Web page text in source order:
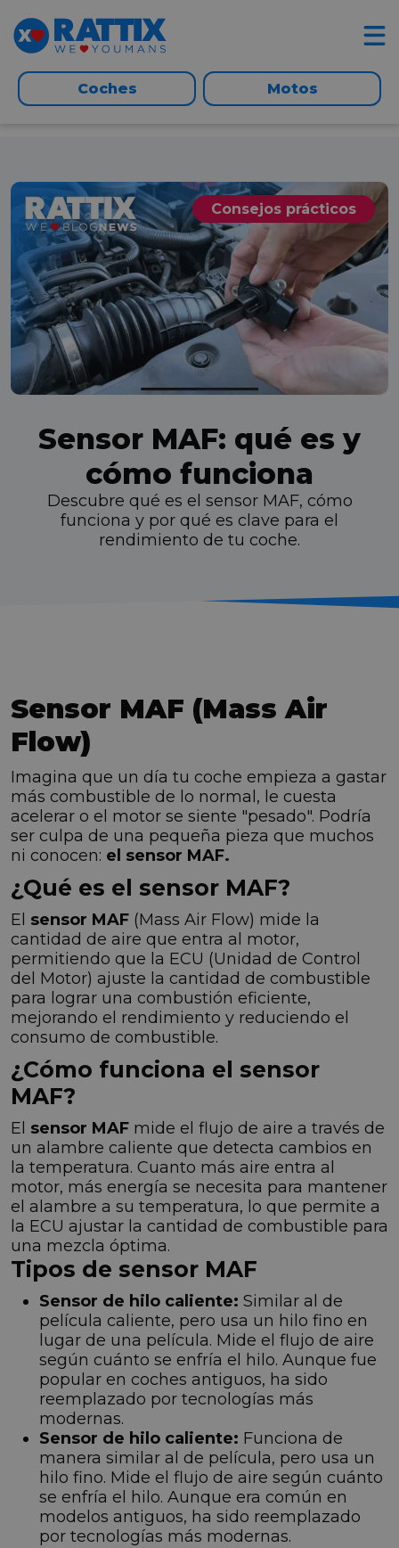
Coches Motos
Consejos prácticos
Sensor MAF: qué es y
cómo funciona
Descubre qué es el sensor MAF, cómo
funciona y por qué es clave para el
rendimiento de tu coche.
Sensor MAF (Mass Air
Flow)
Imagina que un día tu coche empieza a gastar
más combustible de lo normal, le cuesta
acelerar o el motor se siente "pesado". Podría
ser culpa de una pequeña pieza que muchos
ni conocen: el sensor MAF.
¿Qué es el sensor MAF?
El sensor MAF (Mass Air Flow) mide la
cantidad de aire que entra al motor,
permitiendo que la ECU (Unidad de Control
del Motor) ajuste la cantidad de combustible
para lograr una combustión eficiente,
mejorando el rendimiento y reduciendo el
consumo de combustible.
¿Cómo funciona el sensor
MAF?
El sensor MAF mide el flujo de aire a través de
un alambre caliente que detecta cambios en
la temperatura. Cuanto más aire entra al
motor, más energía se necesita para mantener
el alambre a su temperatura, lo que permite a
la ECU ajustar la cantidad de combustible para
una mezcla óptima.
Tipos de sensor MAF
Sensor de hilo caliente: Similar al de
película caliente, pero usa un hilo fino en
lugar de una película. Mide el flujo de aire
según cuánto se enfría el hilo. Aunque fue
popular en coches antiguos, ha sido
reemplazado por tecnologías más
modernas.
Sensor de hilo caliente: Funciona de
manera similar al de película, pero usa un
hilo fino. Mide el flujo de aire según cuánto
se enfría el hilo. Aunque era común en
modelos antiguos, ha sido reemplazado
por tecnologías más modernas.